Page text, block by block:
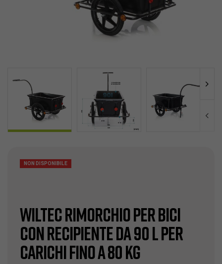
NON DISPONIBILE
Wiltec Rimorchio per bici
con recipiente da 90 l per
carichi fino a 80 kg